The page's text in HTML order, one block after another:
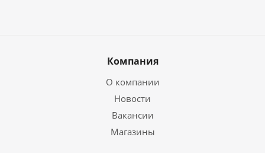
Компания
О компании
Новости
Вакансии
Магазины